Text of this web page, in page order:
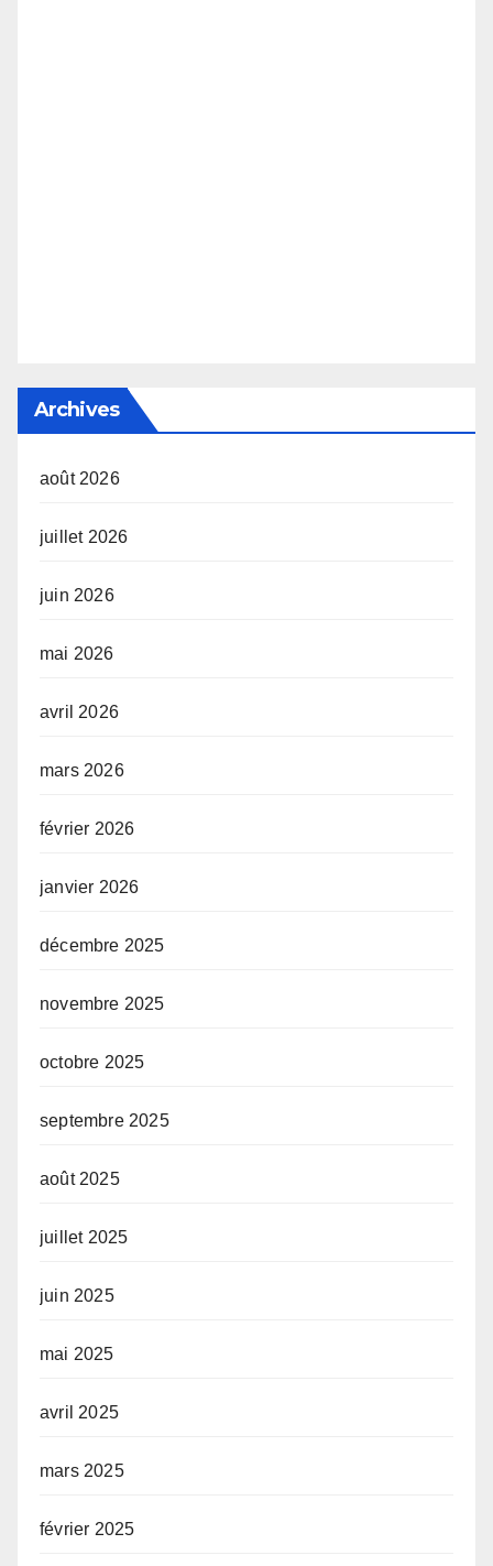
Archives
août 2026
juillet 2026
juin 2026
mai 2026
avril 2026
mars 2026
février 2026
janvier 2026
décembre 2025
novembre 2025
octobre 2025
septembre 2025
août 2025
juillet 2025
juin 2025
mai 2025
avril 2025
mars 2025
février 2025